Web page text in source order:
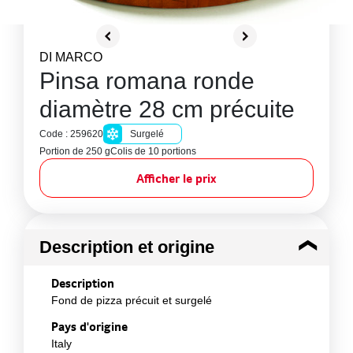
DI MARCO
Pinsa romana ronde
diamètre 28 cm précuite
Code : 259620
Surgelé
Portion de 250 gColis de 10 portions
Afficher le prix
Description et origine
Description
Fond de pizza précuit et surgelé
Pays d'origine
Italy